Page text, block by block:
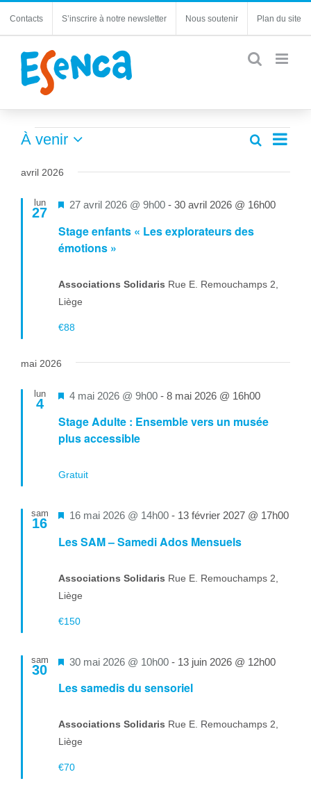
Contacts S’inscrire à notre newsletter Nous soutenir Plan du site
Évènements
de
Recherche
vues
Liste
À venir
une
avril 2026
lun
27
Stage enfants « Les explorateurs des
émotions »
Mis
avant
27 avril 2026 @ 9h00 - 30 avril 2026 @ 16h00
Associations Solidaris Rue E. Remouchamps 2,
Liège
€88
mai 2026
lun
4
Stage Adulte : Ensemble vers un musée
plus accessible
Mis
avant
4 mai 2026 @ 9h00 - 8 mai 2026 @ 16h00
Gratuit
sam
16
Les SAM – Samedi Ados Mensuels
Mis
16 mai 2026 @ 14h00 - 13 février 2027 @ 17h00
Associations Solidaris Rue E. Remouchamps 2,
Liège
€150
sam
30
Les samedis du sensoriel
Mis
30 mai 2026 @ 10h00 - 13 juin 2026 @ 12h00
Associations Solidaris Rue E. Remouchamps 2,
Liège
€70